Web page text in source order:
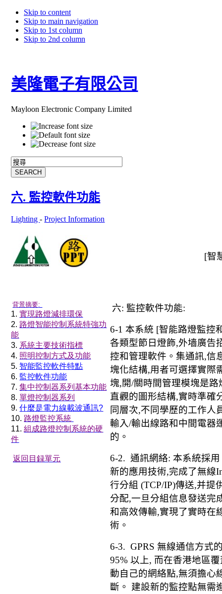
Skip to content
Skip to main navigation
Skip to 1st column
Skip to 2nd column
美隆電子有限公司
Mayloon Electronic Company Limited
六. 監控軟件功能
Lighting-Project Information
[智
背景摘要:
1.實現路燈減排環保
2. 路燈智能控制系統特強功
能
3. 系統主要技術指標
4. 照明控制方式及功能
5. 智能監控軟件特點
6. 監控軟件功能
7.集中控制器系列基本功能
8.單燈控制器系列
9.什麼是電力線載波通訊?
10. 路燈監控系統
11.組成路燈控制系統的硬
件
返回目録單元
六: 監控軟件功能:
6-1本系統 [智能路燈監控
各類型節日燈飾,外墙廣告
控和管理軟件。集通訊,信
塊化結構,用者可選擇實際
塊,開/關時間管理模塊是
直觀的圖形結構,實時準確
同層次,不同學歷的工作人
輸入/輸出線路和中間電器
的。
6-2.通訊網絡:本系統採用
新的應用技術,完成了無線
行分組 (TCP/IP)傳送,并提
分配,一旦分組信息發送完
和高效傳輸,實現了實時在
術。
6-3. GPRS 無線通信方式
95%以上, 而在香港地區
動自己的網絡點,無須擔心
斷。 建設新的監控點無需